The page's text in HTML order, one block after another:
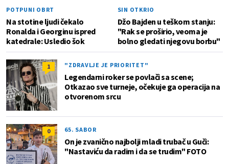
POTPUNI OBRT
Na stotine ljudi čekalo
Ronalda i Georginu ispred
katedrale: Usledio šok
SIN OTKRIO
Džo Bajden u teškom stanju:
"Rak se proširio, veoma je
bolno gledati njegovu borbu"
1 "ZDRAVLJE JE PRIORITET"
Legendarni roker se povlači sa scene;
Otkazao sve turneje, očekuje ga operacija na
otvorenom srcu
0 65. SABOR
On je zvanično najbolji mladi trubač u Guči:
"Nastaviću da radim i da se trudim" FOTO